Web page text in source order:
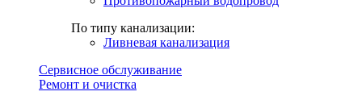
По типу канализации:
Ливневая канализация
Сервисное обслуживание
Ремонт и очистка